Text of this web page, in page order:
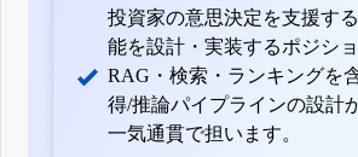
投資家の意思決定を支援す
能を設計・実装するポジショ
RAG・検索・ランキングを
得/推論パイプラインの設計
一気通貫で担います。